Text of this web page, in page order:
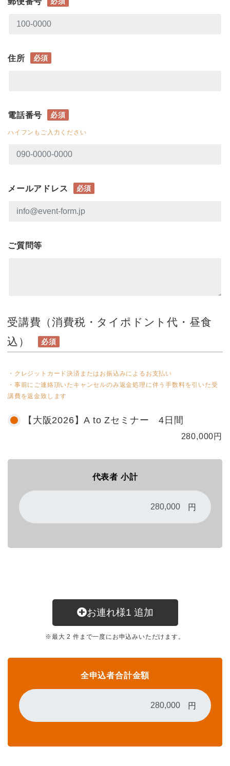
住所 必須
電話番号 必須
ハイフンもご入力ください
メールアドレス 必須
ご質問等
受講費（消費税・タイポドント代・昼食
込）
必須
・クレジットカード決済またはお振込みによるお支払い
・事前にご連絡頂いたキャンセルのみ返金処理に伴う手数料を引いた受
講費を返金致します
【大阪2026】A to Zセミナー 4日間
280,000円
代表者 小計
円
お連れ様1 追加
※最大 2 件まで一度にお申込みいただけます。
全申込者合計金額
円